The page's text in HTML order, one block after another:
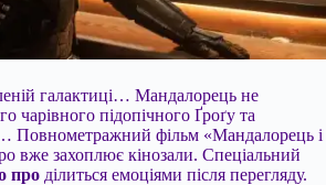
галактиці… Мандалорець не
чарівного підопічного Ґроґу та
Повнометражний фільм «Мандалорець і
вже захоплює кінозали. Спеціальний
про ділиться емоціями після перегляду.